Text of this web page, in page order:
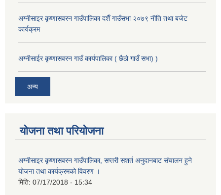
अग्नीसाइर कृष्णासवरन गाउँपालिका दशैँ गाउँसभा २०७९ नीति तथा बजेट
कार्यक्रम
अग्नीसाईर कृष्णासवरन गाउँ कार्यपालिका ( छैठो गाउँ सभा) )
अन्य
योजना तथा परियोजना
अग्नीसाइर कृष्णासवरन गाउँपालिका, सप्तरी सशर्त अनुदानबाट संचालन हुने
योजना तथा कार्यक्रमको विवरण ।
मिति: 07/17/2018 - 15:34